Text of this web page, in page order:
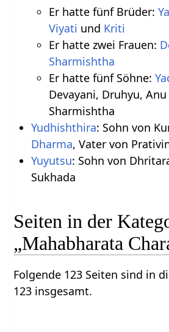
Er hatte fünf Brüder:
Viyati und Kriti
Er hatte zwei Frauen:
Sharmishtha
Er hatte fünf Söhne:
Devayani, Druhyu,
Sharmishtha
Yudhishthira: Sohn von
Dharma, Vater von
Yuyutsu: Sohn von
Sukhada
Seiten in der
„Mahabharata
Folgende 123 Seiten sind in
123 insgesamt.